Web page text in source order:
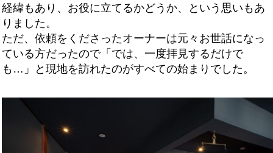
経緯もあり、お役に立てるかどうか、という思いもあ
りました。
ただ、依頼をくださったオーナーは元々お世話になっ
ている方だったので「では、一度拝見するだけで
も…」と現地を訪れたのがすべての始まりでした。